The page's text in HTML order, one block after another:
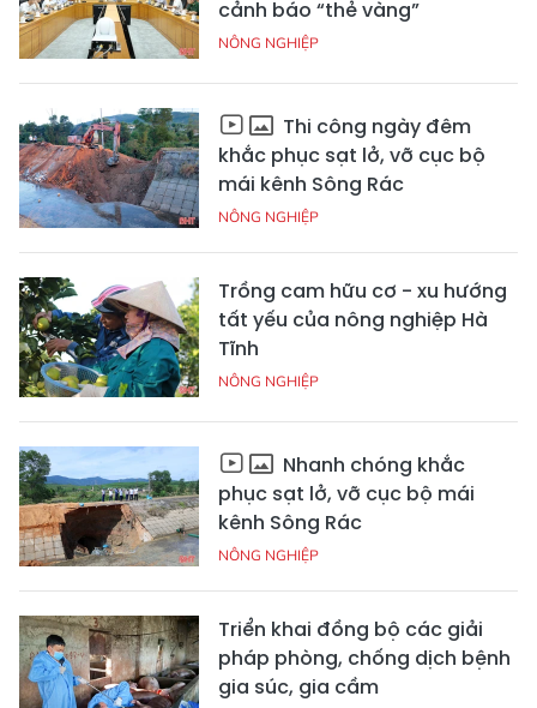
cảnh báo “thẻ vàng”
NÔNG NGHIỆP
Thi công ngày đêm
khắc phục sạt lở, vỡ cục bộ
mái kênh Sông Rác
NÔNG NGHIỆP
Trồng cam hữu cơ - xu hướng
tất yếu của nông nghiệp Hà
Tĩnh
NÔNG NGHIỆP
Nhanh chóng khắc
phục sạt lở, vỡ cục bộ mái
kênh Sông Rác
NÔNG NGHIỆP
Triển khai đồng bộ các giải
pháp phòng, chống dịch bệnh
gia súc, gia cầm